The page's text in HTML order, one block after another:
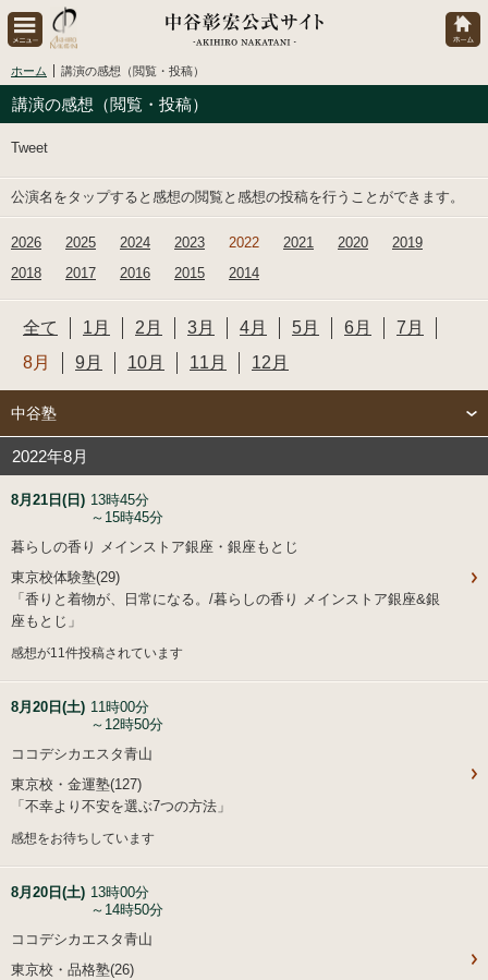
ホーム 講演の感想（閲覧・投稿）
講演の感想（閲覧・投稿）
Tweet
公演名をタップすると感想の閲覧と感想の投稿を行うことができます。
2026 2025 2024 2023 2022 2021 2020
2019
2018
2017 2016 2015 2014
全て 1月 2月 3月 4月 5月 6月
7月
8月
9月 10月 11月 12月
中谷塾
2022年8月
8月21日(日) 13時45分
～15時45分
暮らしの香り メインストア銀座・銀座もとじ
東京校体験塾(29)
「香りと着物が、日常になる。/暮らしの香り メインストア銀座&銀
座もとじ」
感想が11件投稿されています
8月20日(土) 11時00分
～12時50分
ココデシカエスタ青山
東京校・金運塾(127)
「不幸より不安を選ぶ7つの方法」
感想をお待ちしています
8月20日(土) 13時00分
～14時50分
ココデシカエスタ青山
東京校・品格塾(26)